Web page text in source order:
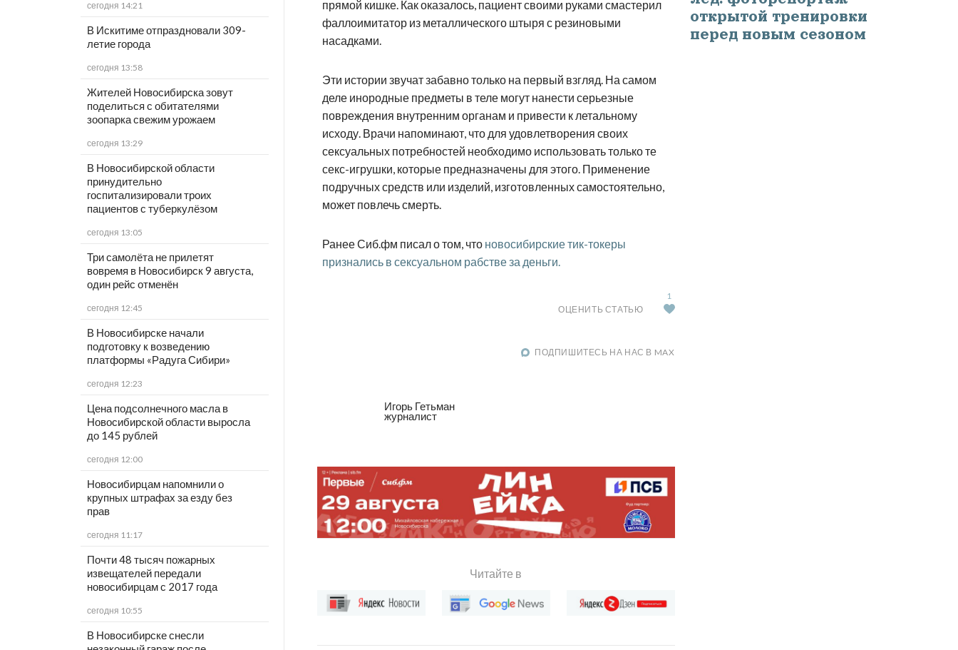
сегодня 14:21
В Искитиме отпраздновали 309-
летие города
сегодня 13:58
Жителей Новосибирска зовут
поделиться с обитателями
зоопарка свежим урожаем
сегодня 13:29
В Новосибирской области
принудительно
госпитализировали троих
пациентов с туберкулёзом
сегодня 13:05
Три самолёта не прилетят
вовремя в Новосибирск 9 августа,
один рейс отменён
сегодня 12:45
В Новосибирске начали
подготовку к возведению
платформы «Радуга Сибири»
сегодня 12:23
Цена подсолнечного масла в
Новосибирской области выросла
до 145 рублей
сегодня 12:00
Новосибирцам напомнили о
крупных штрафах за езду без
прав
сегодня 11:17
Почти 48 тысяч пожарных
извещателей передали
новосибирцам с 2017 года
сегодня 10:55
В Новосибирске снесли
прямой кишке. Как оказалось, пациент своими руками смастерил
фаллоимитатор из металлического штыря с резиновыми
насадками.
Эти истории звучат забавно только на первый взгляд. На самом
деле инородные предметы в теле могут нанести серьезные
повреждения внутренним органам и привести к летальному
исходу. Врачи напоминают, что для удовлетворения своих
сексуальных потребностей необходимо использовать только те
секс-игрушки, которые предназначены для этого. Применение
подручных средств или изделий, изготовленных самостоятельно,
может повлечь смерть.
Ранее Сиб.фм писал о том, что новосибирские тик-токеры
признались в сексуальном рабстве за деньги.
ОЦЕНИТЬ СТАТЬЮ
1
ПОДПИШИТЕСЬ НА НАС В MAX
Игорь Гетьман
журналист
Читайте в
открытой тренировки
перед новым сезоном